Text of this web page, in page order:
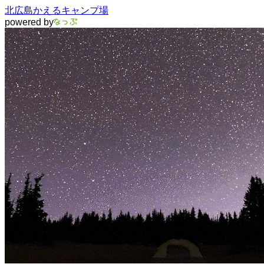
北広島かえるキャンプ場
powered by